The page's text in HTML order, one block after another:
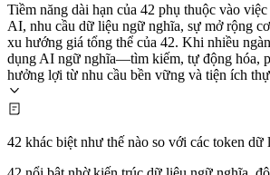
Tiềm năng dài hạn của 42 phụ thuộc vào
AI, nhu cầu dữ liệu ngữ nghĩa, sự mở rộng
xu hướng giá tổng thể của 42. Khi nhiều
dụng AI ngữ nghĩa—tìm kiếm, tự động hóa,
hưởng lợi từ nhu cầu bền vững và tiện ích
42 khác biệt như thế nào so với các token dữ